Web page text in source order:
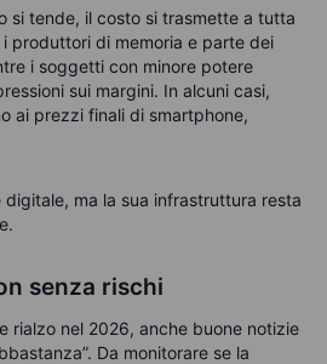
si tende, il costo si trasmette a tutta
produttori di memoria e parte dei
i soggetti con minore potere
sui margini. In alcuni casi,
ai prezzi finali di smartphone,
digitale, ma la sua infrastruttura resta
senza rischi
rialzo nel 2026, anche buone notizie
Da monitorare se la